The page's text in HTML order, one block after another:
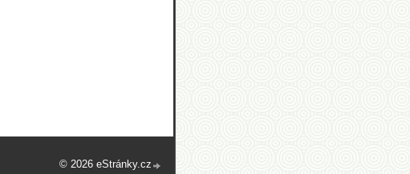
© 2026 eStránky.cz